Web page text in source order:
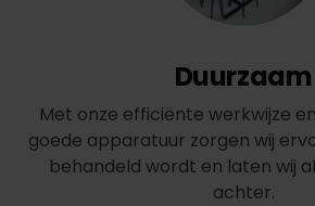
Duurzaam
Met onze efficiënte werkwijze
goede apparatuur zorgen wij
behandeld wordt en laten wij
achter.